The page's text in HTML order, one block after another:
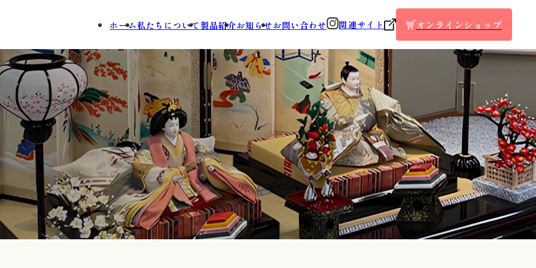
ホーム私たちについて 製品紹介お知らせお問い合わせ 関連サイト オンラインショップ